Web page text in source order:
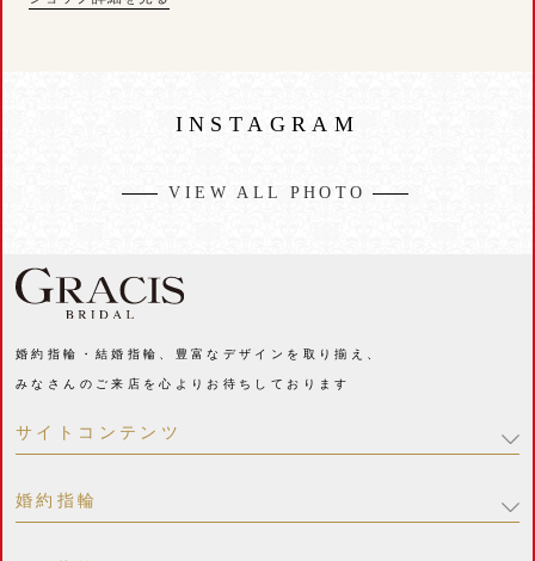
INSTAGRAM
VIEW ALL PHOTO
婚約指輪・結婚指輪、豊富なデザインを取り揃え、
みなさんのご来店を心よりお待ちしております
サイトコンテンツ
婚約指輪